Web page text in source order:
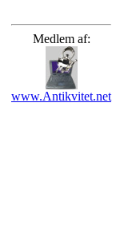
Medlem af:
www.Antikvitet.net